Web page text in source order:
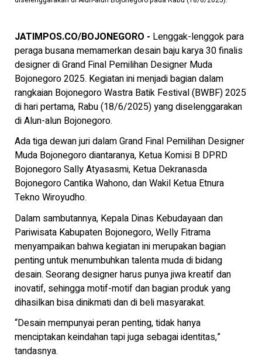
JATIMPOS.CO/BOJONEGORO - Lenggak-lenggok para
peraga busana memamerkan desain baju karya 30 finalis
designer di Grand Final Pemilihan Designer Muda
Bojonegoro 2025. Kegiatan ini menjadi bagian dalam
rangkaian Bojonegoro Wastra Batik Festival (BWBF) 2025
di hari pertama, Rabu (18/6/2025) yang diselenggarakan
di Alun-alun Bojonegoro.
Ada tiga dewan juri dalam Grand Final Pemilihan Designer
Muda Bojonegoro diantaranya, Ketua Komisi B DPRD
Bojonegoro Sally Atyasasmi, Ketua Dekranasda
Bojonegoro Cantika Wahono, dan Wakil Ketua Etnura
Tekno Wiroyudho.
Dalam sambutannya, Kepala Dinas Kebudayaan dan
Pariwisata Kabupaten Bojonegoro, Welly Fitrama
menyampaikan bahwa kegiatan ini merupakan bagian
penting untuk menumbuhkan talenta muda di bidang
desain. Seorang designer harus punya jiwa kreatif dan
inovatif, sehingga motif-motif dan bagian produk yang
dihasilkan bisa dinikmati dan di beli masyarakat.
“Desain mempunyai peran penting, tidak hanya
menciptakan keindahan tapi juga sebagai identitas,”
tandasnya.